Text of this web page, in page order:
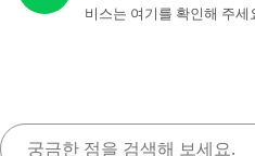
비스는 여기를 확인해 주세